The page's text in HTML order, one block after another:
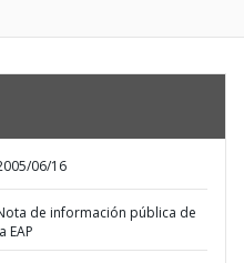
06/16
de información pública de
EAP